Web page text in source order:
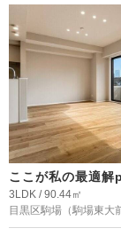
ここが私の最適解
3LDK / 90.44㎡
目黒区駒場 （駒場東大